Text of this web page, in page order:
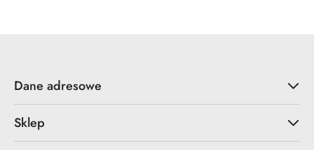
Dane adresowe
Sklep